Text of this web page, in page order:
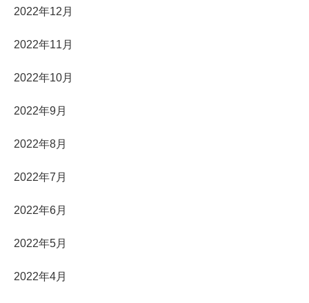
2022年12月
2022年11月
2022年10月
2022年9月
2022年8月
2022年7月
2022年6月
2022年5月
2022年4月